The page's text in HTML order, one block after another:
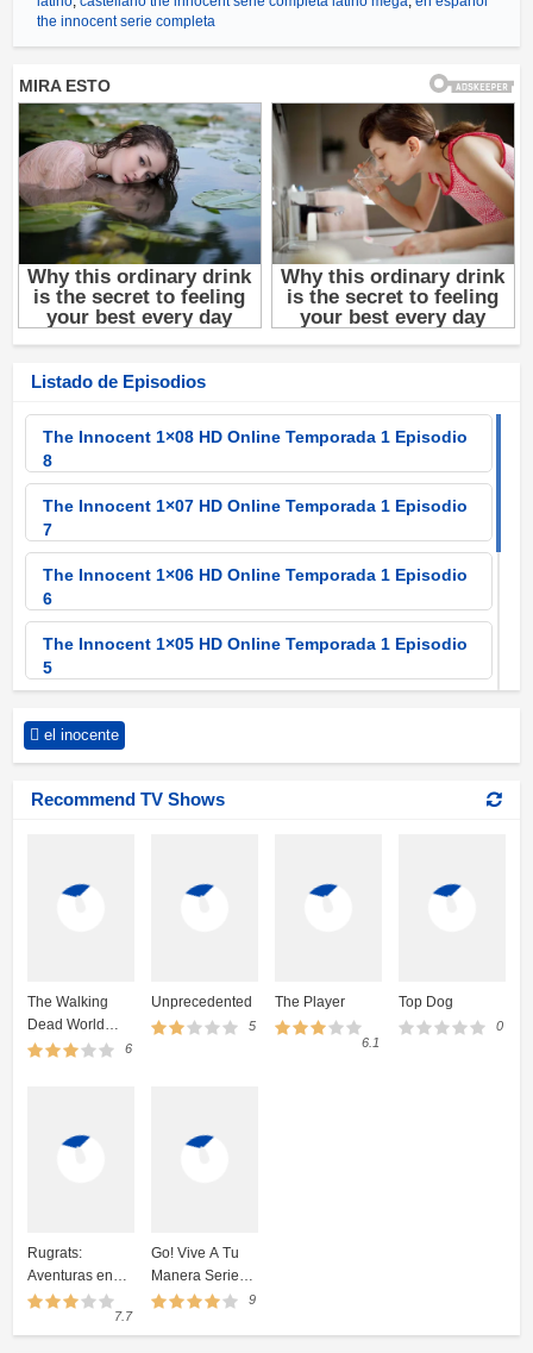
the innocent serie completa
Listado de Episodios
The Innocent 1×08 HD Online Temporada 1 Episodio
8
The Innocent 1×07 HD Online Temporada 1 Episodio
7
The Innocent 1×06 HD Online Temporada 1 Episodio
6
The Innocent 1×05 HD Online Temporada 1 Episodio
5
4
3
el inocente
Recommend TV Shows
The Walking
Dead World
Beyond
6
Unprecedented
5
The Player
6.1
Top Dog
0
Rugrats:
Aventuras en
Pañales
7.7
Go! Vive A Tu
Manera Serie
Completa
9